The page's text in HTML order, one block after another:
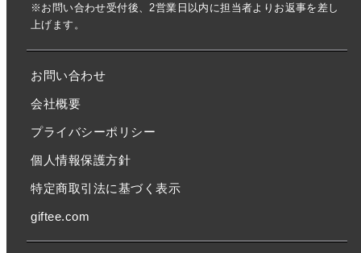
※お問い合わせ受付後、2営業日以内に担当者よりお返事を差し
上げます。
お問い合わせ
会社概要
プライバシーポリシー
個人情報保護方針
特定商取引法に基づく表示
giftee.com